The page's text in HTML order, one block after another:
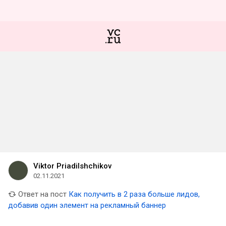
Viktor Priadilshchikov
02.11.2021
Ответ на пост Как получить в 2 раза больше лидов,
добавив один элемент на рекламный баннер